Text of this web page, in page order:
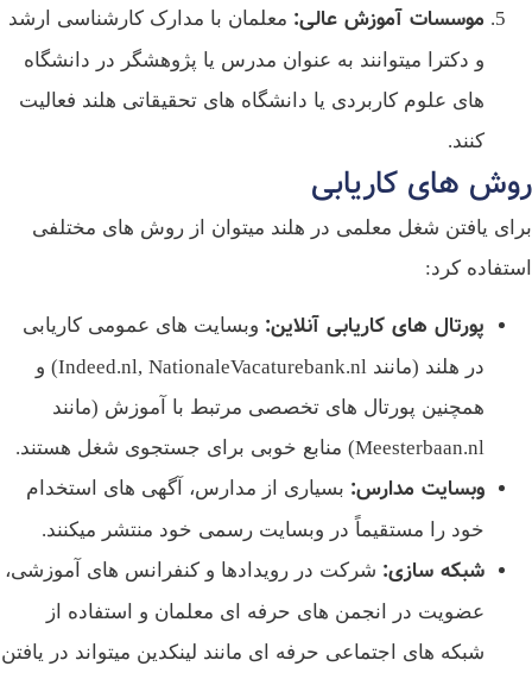
موسسات آموزش عالی:معلمان با مدارک کارشناسی ارشد
و دکترا میتوانند به عنوان مدرس یا پژوهشگر در دانشگاه‌
های علوم کاربردی یا دانشگاه‌ های تحقیقاتی هلند فعالیت
کنند.
های کاریابی
یافتن شغل معلمی در هلند میتوان از روش‌ های مختلفی
کرد:
پورتال‌ های کاریابی آنلاین:وبسایت‌ های عمومی کاریابی
در هلند (مانند Indeed.nl, NationaleVacaturebank.nl) و
همچنین پورتال‌ های تخصصی مرتبط با آموزش (مانند
Meesterbaan.nl) منابع خوبی برای جستجوی شغل هستند.
وبسایت مدارس:بسیاری از مدارس، آگهی‌ های استخدام
خود را مستقیماً در وبسایت رسمی خود منتشر میکنند.
شبکه‌ سازی:شرکت در رویدادها و کنفرانس‌ های آموزشی،
عضویت در انجمن‌ های حرفه‌ ای معلمان و استفاده از
شبکه‌ های اجتماعی حرفه‌ ای مانند لینکدین میتواند در یافتن